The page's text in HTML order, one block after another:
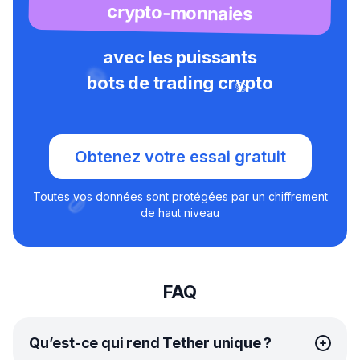
crypto-monnaies
avec les puissants
bots de trading crypto
Obtenez votre essai gratuit
Toutes vos données sont protégées par un chiffrement
de haut niveau
FAQ
Qu’est-ce qui rend Tether unique ?